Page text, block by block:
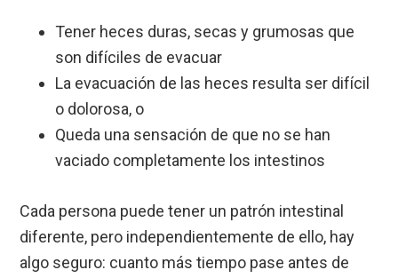
Tener heces duras, secas y grumosas que
son difíciles de evacuar
La evacuación de las heces resulta ser difícil
o dolorosa, o
Queda una sensación de que no se han
vaciado completamente los intestinos
Cada persona puede tener un patrón intestinal
diferente, pero independientemente de ello, hay
algo seguro: cuanto más tiempo pase antes de